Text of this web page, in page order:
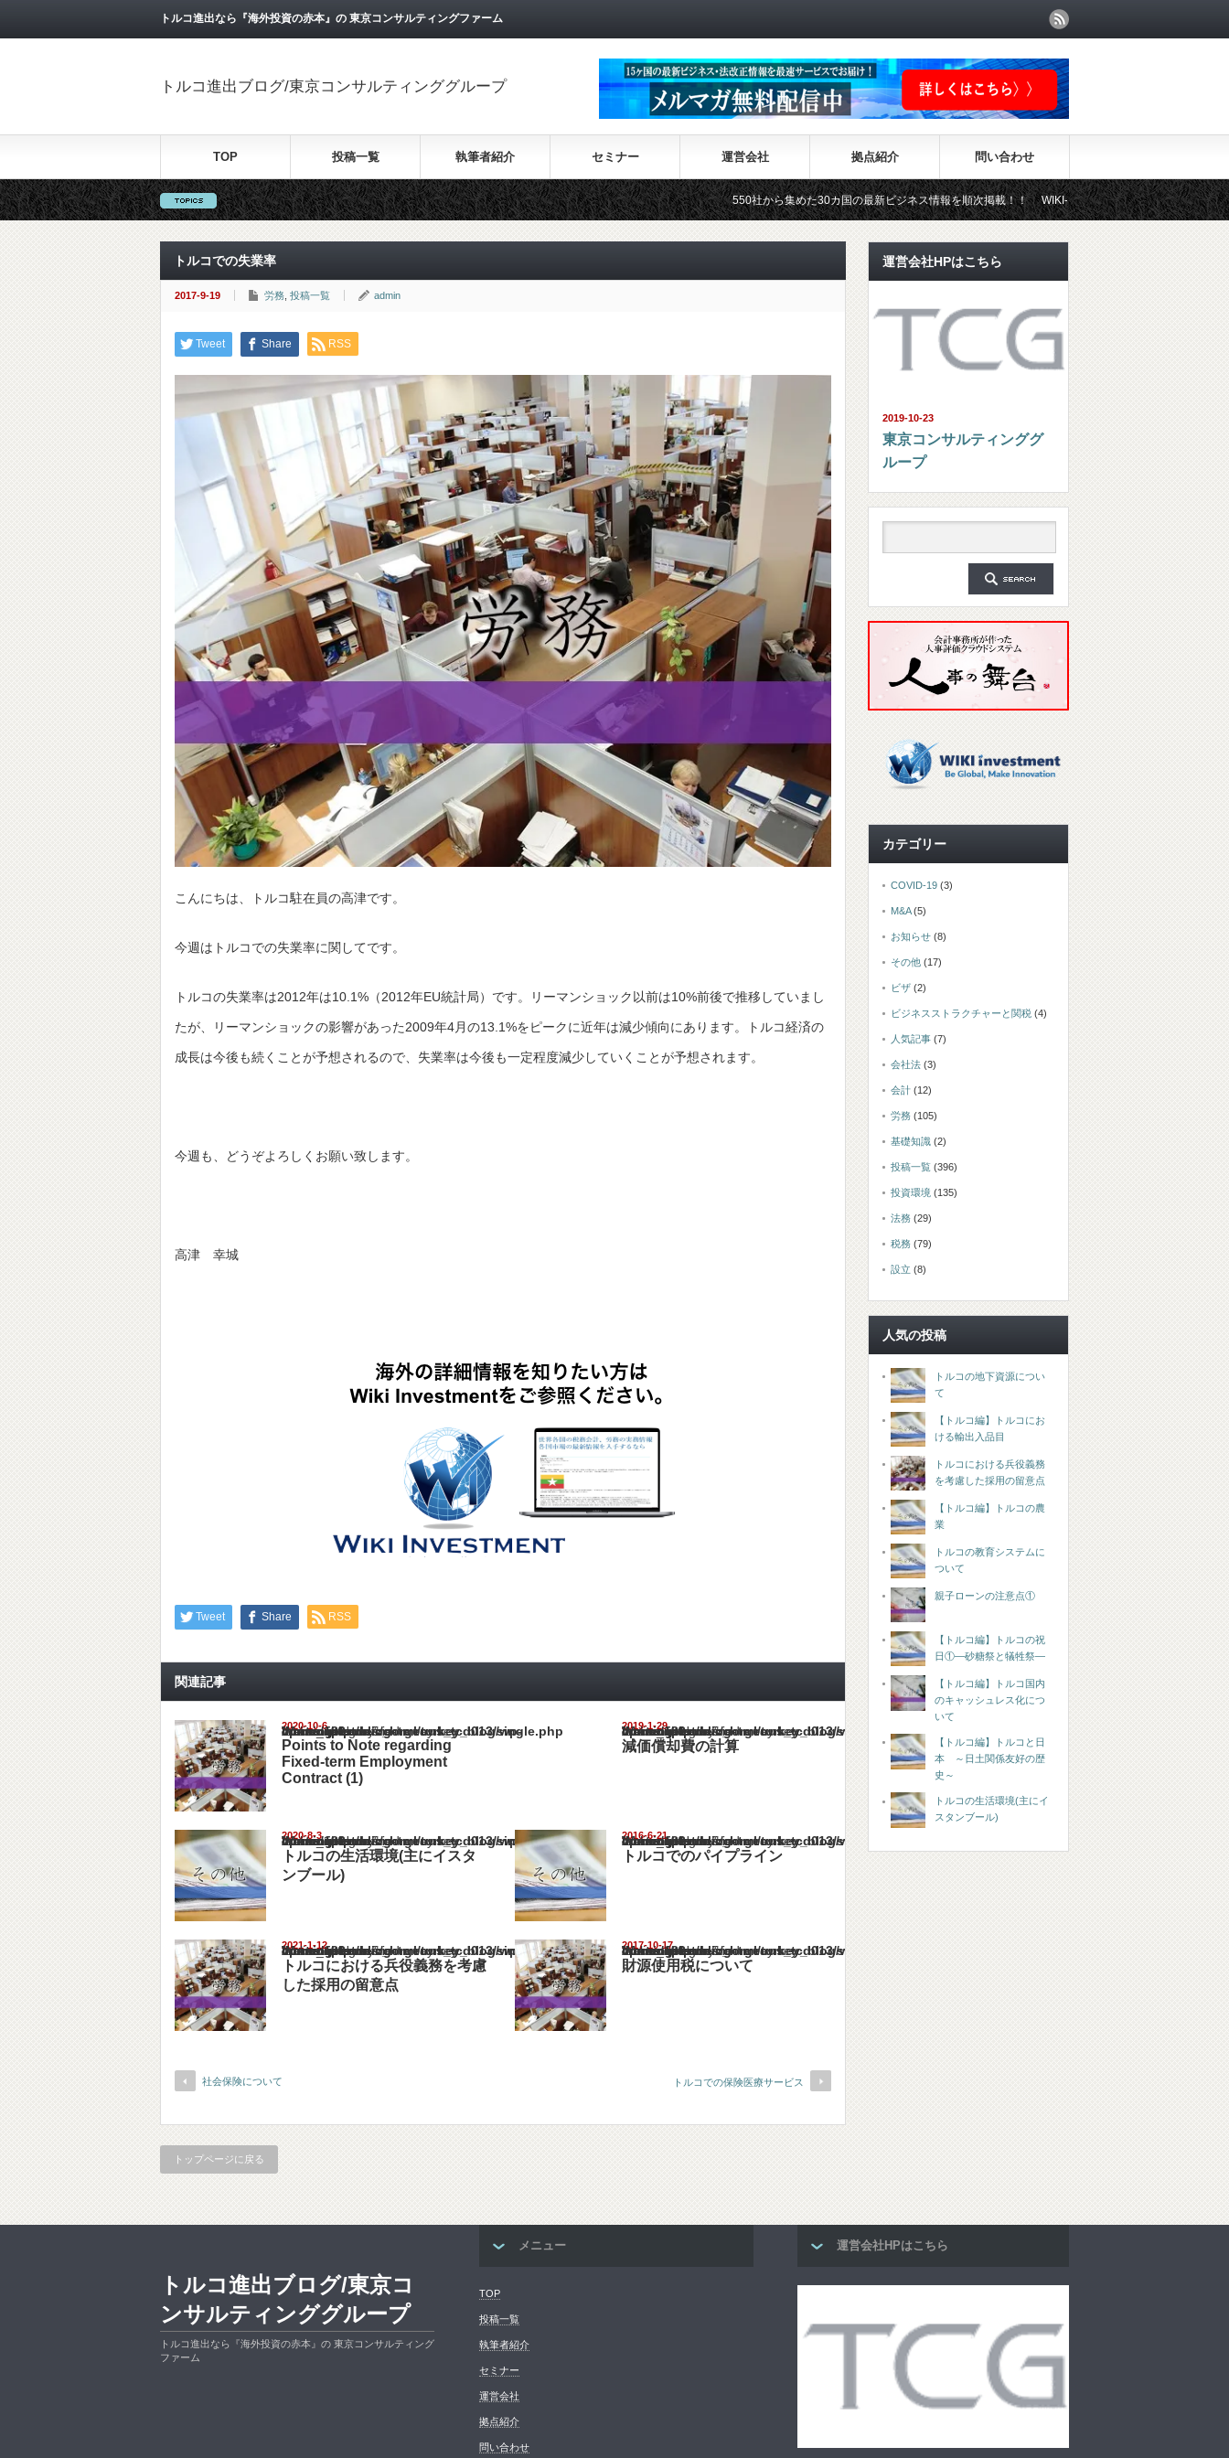
トルコ進出なら『海外投資の赤本』の 東京コンサルティングファーム
トルコ進出ブログ/東京コンサルティンググループ
TOP 投稿一覧 執筆者紹介 セミナー 運営会社 拠点紹介 問い合わせ
550社から集めた30カ国の最新ビジネス情報を順次掲載！！ WIKI-INVESTMENTはこちらから！
トルコでの失業率
2017-9-19 労務 投稿一覧 admin
Tweet Share RSS
こんにちは、トルコ駐在員の高津です。
今週はトルコでの失業率に関してです。
トルコの失業率は2012年は10.1%（2012年EU統計局）です。リーマンショック以前は10%前後で推移していまし
たが、リーマンショックの影響があった2009年4月の13.1%をピークに近年は減少傾向にあります。トルコ経済の
成長は今後も続くことが予想されるので、失業率は今後も一定程度減少していくことが予想されます。
今週も、どうぞよろしくお願い致します。
高津 幸城
Tweet Share RSS
関連記事
2020-10-6
Warning
: Undefined array key "show_category" in
/home/netst/kuno-cpa.co.jp/public_html/turkey_blog/wp-content/themes/gorgeous_tcd013/single.php
on line183
Points to Note regarding
Fixed-term Employment
Contract (1)
2019-1-29
Warning
: Undefined array key "show_category" in
/home/netst/kuno-cpa.co.jp/public_html/turkey_blog/wp-content/themes/gorgeous_tcd013/single.php
on line183
減価償却費の計算
2020-8-3
Warning
: Undefined array key "show_category" in
/home/netst/kuno-cpa.co.jp/public_html/turkey_blog/wp-content/themes/gorgeous_tcd013/single.php
on line183
トルコの生活環境(主にイスタ
ンブール)
2016-6-21
Warning
: Undefined array key "show_category" in
/home/netst/kuno-cpa.co.jp/public_html/turkey_blog/wp-content/themes/gorgeous_tcd013/single.php
on line183
トルコでのパイプライン
2021-1-12
Warning
: Undefined array key "show_category" in
/home/netst/kuno-cpa.co.jp/public_html/turkey_blog/wp-content/themes/gorgeous_tcd013/single.php
on line183
トルコにおける兵役義務を考慮
した採用の留意点
2017-10-17
Warning
: Undefined array key "show_category" in
/home/netst/kuno-cpa.co.jp/public_html/turkey_blog/wp-content/themes/gorgeous_tcd013/single.php
on line183
財源使用税について
社会保険について トルコでの保険医療サービス
トップページに戻る
運営会社HPはこちら
2019-10-23
東京コンサルティンググ
ループ
カテゴリー
COVID-19 (3)
M&A(5)
お知らせ (8)
その他 (17)
ビザ (2)
ビジネスストラクチャーと関税 (4)
人気記事 (7)
会社法 (3)
会計 (12)
労務 (105)
基礎知識 (2)
投稿一覧 (396)
投資環境 (135)
法務 (29)
税務 (79)
設立 (8)
人気の投稿
トルコの地下資源につい
て
【トルコ編】トルコにお
ける輸出入品目
トルコにおける兵役義務
を考慮した採用の留意点
【トルコ編】トルコの農
業
トルコの教育システムに
ついて
親子ローンの注意点①
【トルコ編】トルコの祝
日①―砂糖祭と犠牲祭―
【トルコ編】トルコ国内
のキャッシュレス化につ
いて
【トルコ編】トルコと日
本 ～日土関係友好の歴
史～
トルコの生活環境(主にイ
スタンブール)
メニュー
TOP
投稿一覧
執筆者紹介
セミナー
運営会社
拠点紹介
問い合わせ
運営会社HPはこちら
トルコ進出ブログ/東京コ
ンサルティンググループ
トルコ進出なら『海外投資の赤本』の 東京コンサルティング
ファーム